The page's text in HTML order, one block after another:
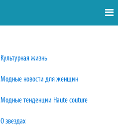
Культурная жизнь
Модные новости для женщин
Модные тенденции Haute couture
О звездах